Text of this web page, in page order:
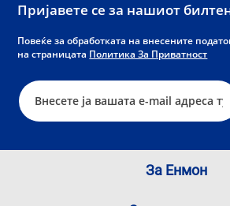
Пријавете се за нашиот
Повеќе за обработката на внесените
на страницата Политика За Приватност
За Енмон